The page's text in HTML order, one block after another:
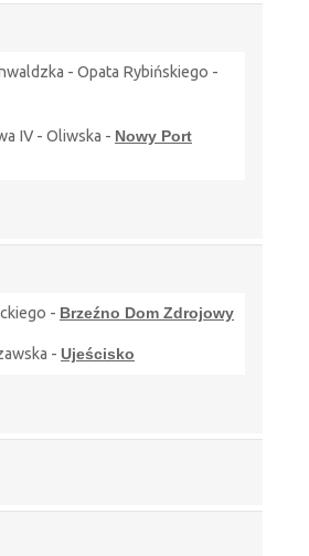
- Opata Rybińskiego -
IV - Oliwska - Nowy Port
- Brzeźno Dom Zdrojowy
- Ujeścisko